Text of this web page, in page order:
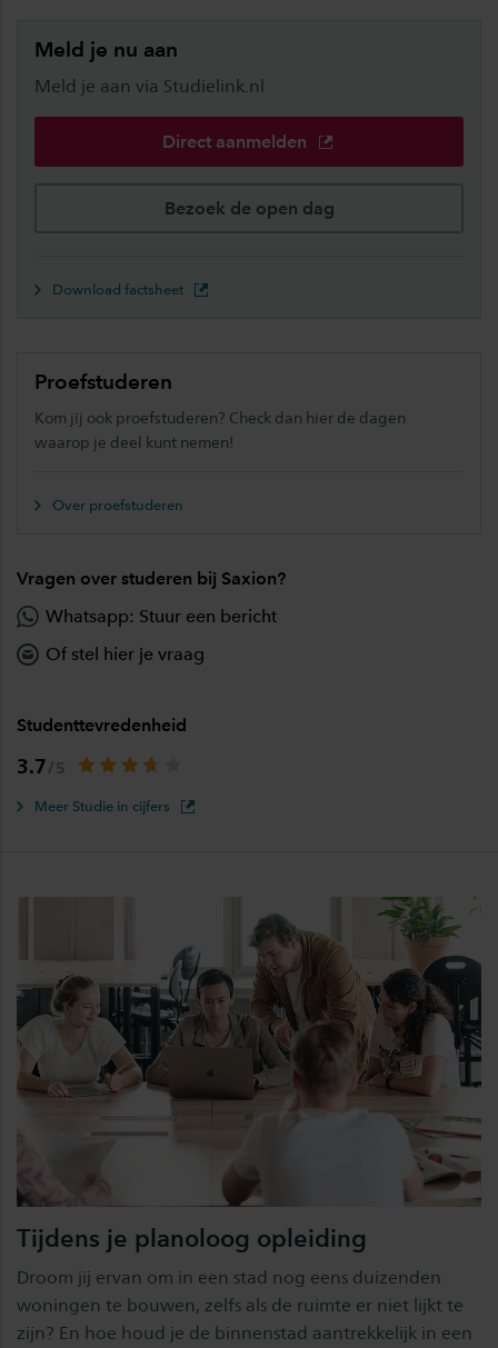
Meld je nu aan
Meld je aan via Studielink.nl
Direct aanmelden
Bezoek de open dag
Download factsheet
Proefstuderen
Kom jij ook proefstuderen? Check dan hier de dagen
waarop je deel kunt nemen!
Over proefstuderen
Vragen over studeren bij Saxion?
Whatsapp: Stuur een bericht
Of stel hier je vraag
Studenttevredenheid
3.7
Meer Studie in cijfers
Tijdens je planoloog opleiding
Droom jij ervan om in een stad nog eens duizenden
woningen te bouwen, zelfs als de ruimte er niet lijkt te
zijn? En hoe houd je de binnenstad aantrekkelijk in een